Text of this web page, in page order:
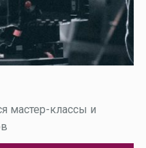
мастер-классы и